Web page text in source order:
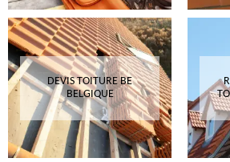
DEVIS TOITURE BE
BELGIQUE